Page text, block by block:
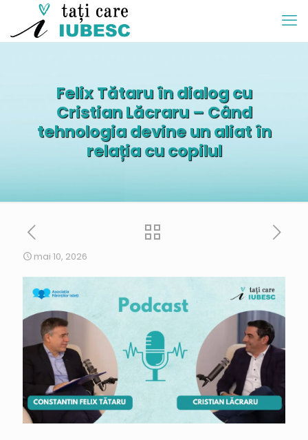
Felix Tătaru în dialog cu
Cristian Lăcraru – Când
tehnologia devine un aliat în
relația cu copilul
mai 10, 2026